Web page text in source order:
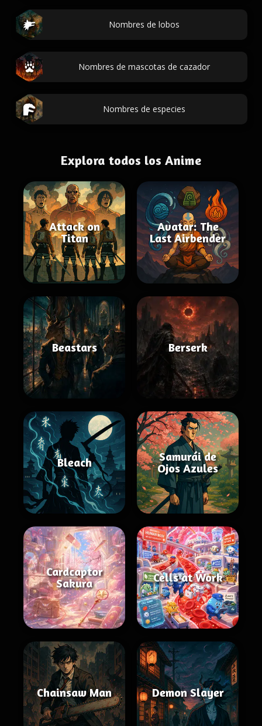
Nombres de lobos
Nombres de mascotas de cazador
Nombres de especies
Explora todos los Anime
Attack on
Titan
Avatar: The
Last Airbender
Beastars Berserk
Bleach
Samurái de
Ojos Azules
Cardcaptor
Sakura
Cells at Work
Chainsaw Man Demon Slayer